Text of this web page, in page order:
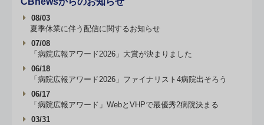
08/03
夏季休業に伴う配信に関するお知らせ
07/08
「病院広報アワード2026」大賞が決まりました
06/18
「病院広報アワード2026」ファイナリスト4病院出そろう
06/17
「病院広報アワード」WebとVHPで最優秀2病院決まる
03/31